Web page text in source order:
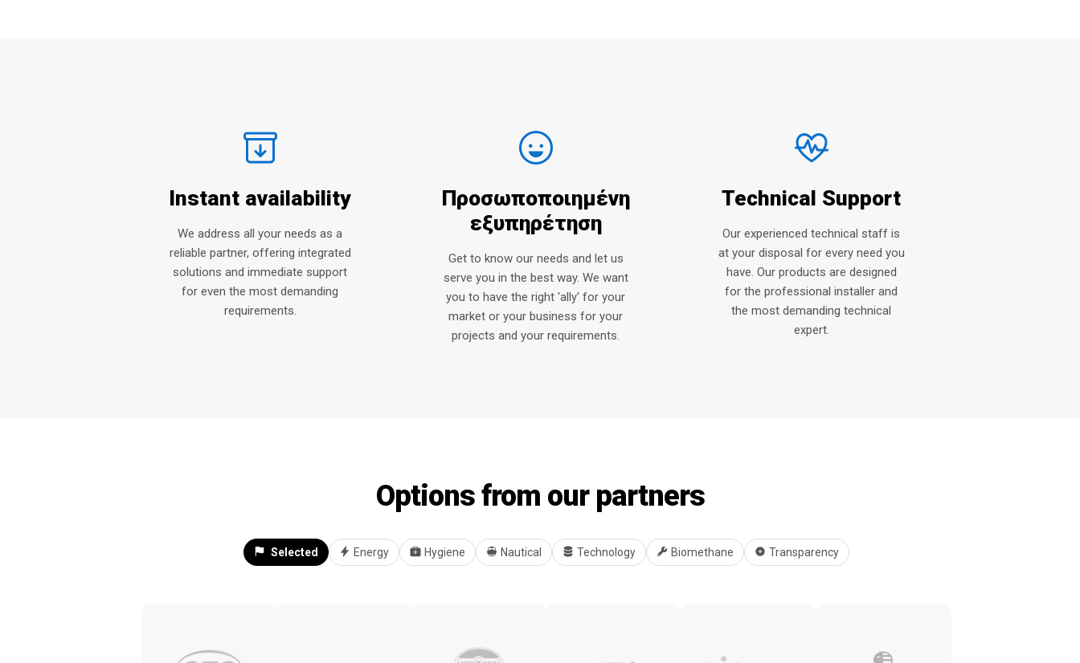
Instant availability
We address all your needs as a
reliable partner, offering integrated
solutions and immediate support
for even the most demanding
requirements.
Προσωποποιημένη
εξυπηρέτηση
Get to know our needs and let us
serve you in the best way. We want
you to have the right 'ally' for your
market or your business for your
projects and your requirements.
Technical Support
Our experienced technical staff is
at your disposal for every need you
have. Our products are designed
for the professional installer and
the most demanding technical
expert.
Options from our partners
Selected Energy Hygiene Nautical Technology Biomethane Transparency